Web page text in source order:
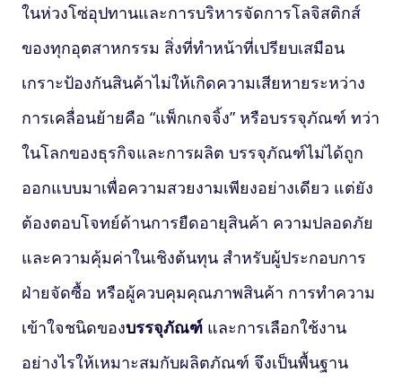
ในห่วงโซ่อุปทานและการบริหารจัดการโลจิสติกส์
ของทุกอุตสาหกรรม สิ่งที่ทำหน้าที่เปรียบเสมือน
เกราะป้องกันสินค้าไม่ให้เกิดความเสียหายระหว่าง
การเคลื่อนย้ายคือ “แพ็กเกจจิ้ง” หรือบรรจุภัณฑ์ ทว่า
ในโลกของธุรกิจและการผลิต บรรจุภัณฑ์ไม่ได้ถูก
ออกแบบมาเพื่อความสวยงามเพียงอย่างเดียว แต่ยัง
ต้องตอบโจทย์ด้านการยืดอายุสินค้า ความปลอดภัย
และความคุ้มค่าในเชิงต้นทุน สำหรับผู้ประกอบการ
ฝ่ายจัดซื้อ หรือผู้ควบคุมคุณภาพสินค้า การทำความ
เข้าใจชนิดของบรรจุภัณฑ์ และการเลือกใช้งาน
อย่างไรให้เหมาะสมกับผลิตภัณฑ์ จึงเป็นพื้นฐาน